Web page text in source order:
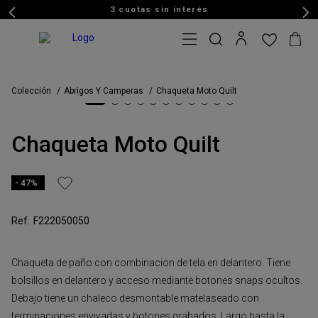
3 cuotas sin interés
Colección Abrigos Y Camperas Chaqueta Moto Quilt
Chaqueta Moto Quilt
47%
F222050050
Chaqueta de paño con combinacion de tela en delantero. Tiene
bolsillos en delantero y acceso mediante botones snaps ocultos.
Debajo tiene un chaleco desmontable matelaseado con